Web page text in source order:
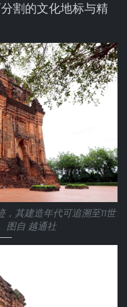
割的文化地标与精
其建造年代可追溯至11世
图自 越通社